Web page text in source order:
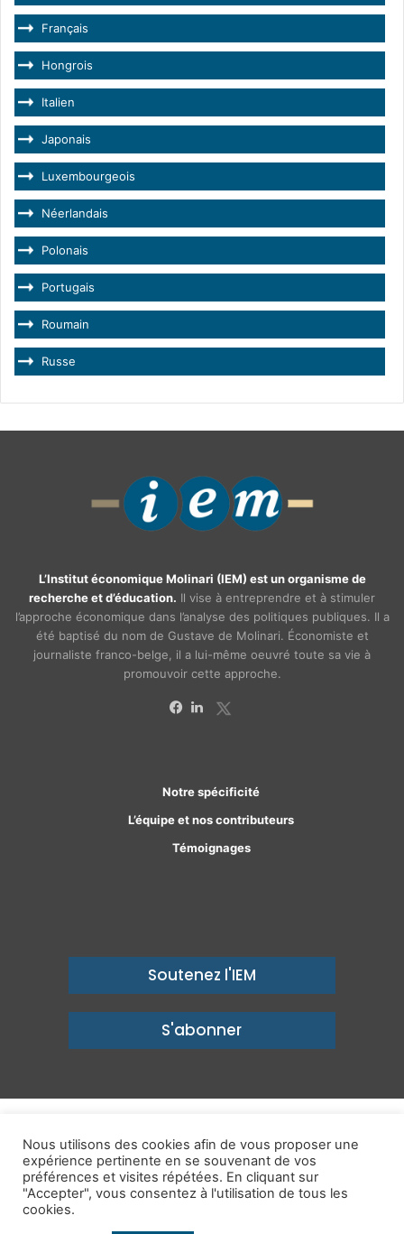
Français
Hongrois
Italien
Japonais
Luxembourgeois
Néerlandais
Polonais
Portugais
Roumain
Russe
L’Institut économique Molinari (IEM) est un organisme de
recherche et d’éducation. Il vise à entreprendre et à stimuler
l’approche économique dans l’analyse des politiques publiques. Il a
été baptisé du nom de Gustave de Molinari. Économiste et
journaliste franco-belge, il a lui-même oeuvré toute sa vie à
promouvoir cette approche.
Notre spécificité
L’équipe et nos contributeurs
Témoignages
Soutenez l'IEM
S'abonner
un avenir prospère
Mentions légales-Politique de confidentialité-Contact
Publications
Nous utilisons des cookies afin de vous proposer une
expérience pertinente en se souvenant de vos
préférences et visites répétées. En cliquant sur
"Accepter", vous consentez à l'utilisation de tous les
cookies.